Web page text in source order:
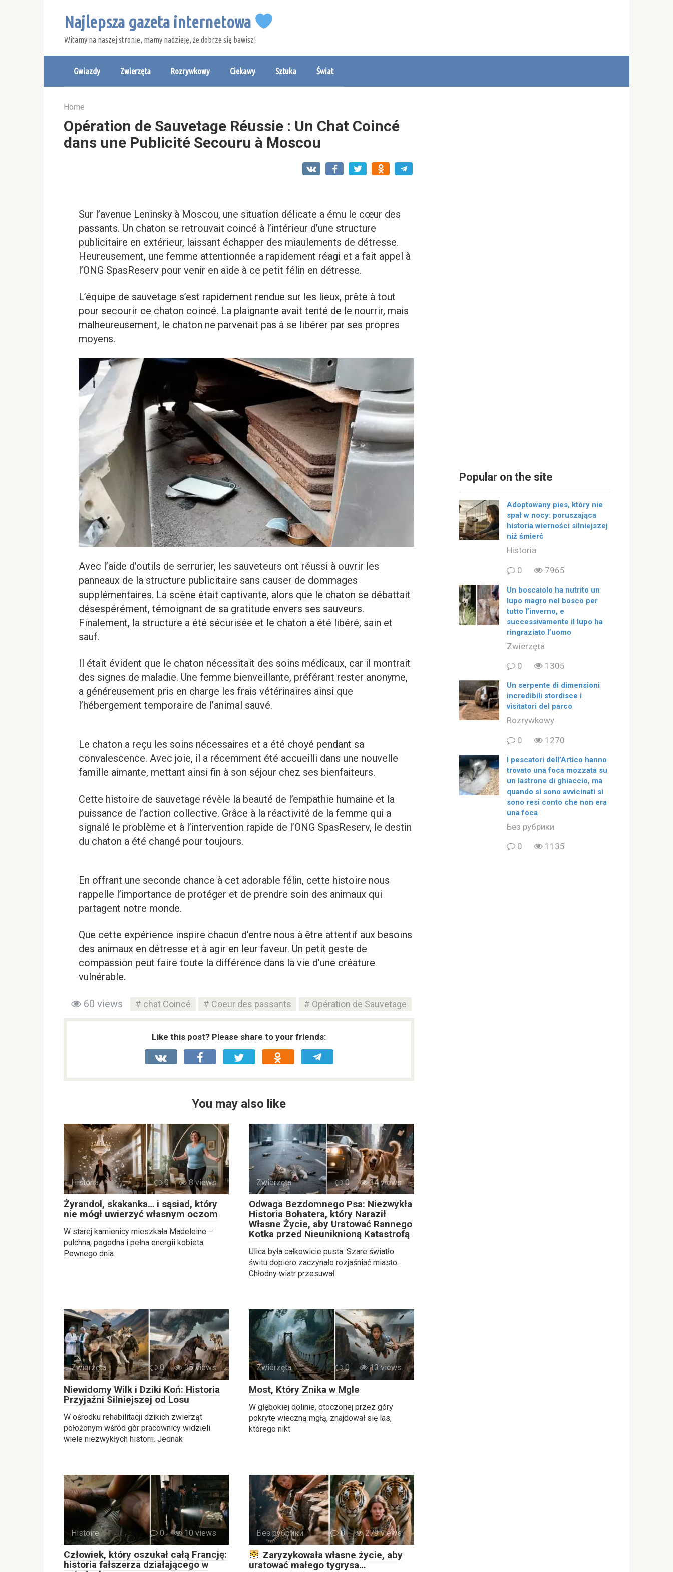
Najlepsza gazeta internetowa
Witamy na naszej stronie, mamy nadzieję, że dobrze się bawisz!
Gwiazdy Zwierzęta Rozrywkowy Ciekawy Sztuka Świat
Home
Opération de Sauvetage Réussie : Un Chat Coincé
dans une Publicité Secouru à Moscou
Sur l’avenue Leninsky à Moscou, une situation délicate a ému le cœur des
passants. Un chaton se retrouvait coincé à l’intérieur d’une structure
publicitaire en extérieur, laissant échapper des miaulements de détresse.
Heureusement, une femme attentionnée a rapidement réagi et a fait appel à
l’ONG SpasReserv pour venir en aide à ce petit félin en détresse.
L’équipe de sauvetage s’est rapidement rendue sur les lieux, prête à tout
pour secourir ce chaton coincé. La plaignante avait tenté de le nourrir, mais
malheureusement, le chaton ne parvenait pas à se libérer par ses propres
moyens.
Avec l’aide d’outils de serrurier, les sauveteurs ont réussi à ouvrir les
panneaux de la structure publicitaire sans causer de dommages
supplémentaires. La scène était captivante, alors que le chaton se débattait
désespérément, témoignant de sa gratitude envers ses sauveurs.
Finalement, la structure a été sécurisée et le chaton a été libéré, sain et
sauf.
Il était évident que le chaton nécessitait des soins médicaux, car il montrait
des signes de maladie. Une femme bienveillante, préférant rester anonyme,
a généreusement pris en charge les frais vétérinaires ainsi que
l’hébergement temporaire de l’animal sauvé.
Le chaton a reçu les soins nécessaires et a été choyé pendant sa
convalescence. Avec joie, il a récemment été accueilli dans une nouvelle
famille aimante, mettant ainsi fin à son séjour chez ses bienfaiteurs.
Cette histoire de sauvetage révèle la beauté de l’empathie humaine et la
puissance de l’action collective. Grâce à la réactivité de la femme qui a
signalé le problème et à l’intervention rapide de l’ONG SpasReserv, le destin
du chaton a été changé pour toujours.
En offrant une seconde chance à cet adorable félin, cette histoire nous
rappelle l’importance de protéger et de prendre soin des animaux qui
partagent notre monde.
Que cette expérience inspire chacun d’entre nous à être attentif aux besoins
des animaux en détresse et à agir en leur faveur. Un petit geste de
compassion peut faire toute la différence dans la vie d’une créature
vulnérable.
60 views chat Coincé Coeur des passants Opération de Sauvetage
Like this post? Please share to your friends:
You may also like
Historia 0 8 views
Żyrandol, skakanka… i sąsiad, który
nie mógł uwierzyć własnym oczom
W starej kamienicy mieszkała Madeleine –
pulchna, pogodna i pełna energii kobieta.
Pewnego dnia
Zwierzęta 0 34 views
Odwaga Bezdomnego Psa: Niezwykła
Historia Bohatera, który Naraził
Własne Życie, aby Uratować Rannego
Kotka przed Nieuniknioną Katastrofą
Ulica była całkowicie pusta. Szare światło
świtu dopiero zaczynało rozjaśniać miasto.
Chłodny wiatr przesuwał
Zwierzęta 0 35 views
Niewidomy Wilk i Dziki Koń: Historia
Przyjaźni Silniejszej od Losu
W ośrodku rehabilitacji dzikich zwierząt
położonym wśród gór pracownicy widzieli
wiele niezwykłych historii. Jednak
Zwierzęta 0 13 views
Most, Który Znika w Mgle
W głębokiej dolinie, otoczonej przez góry
pokryte wieczną mgłą, znajdował się las,
którego nikt
Histoire 0 10 views
Człowiek, który oszukał całą Francję:
historia fałszerza działającego w
Без рубрики 0 279 views
Zaryzykowała własne życie, aby
uratować małego tygrysa…
Popular on the site
Adoptowany pies, który nie
spał w nocy: poruszająca
historia wierności silniejszej
niż śmierć
Historia
0
7965
Un boscaiolo ha nutrito un
lupo magro nel bosco per
tutto l’inverno, e
successivamente il lupo ha
ringraziato l’uomo
Zwierzęta
0
1305
Un serpente di dimensioni
incredibili stordisce i
visitatori del parco
Rozrywkowy
0
1270
I pescatori dell’Artico hanno
trovato una foca mozzata su
un lastrone di ghiaccio, ma
quando si sono avvicinati si
sono resi conto che non era
una foca
Без рубрики
0
1135